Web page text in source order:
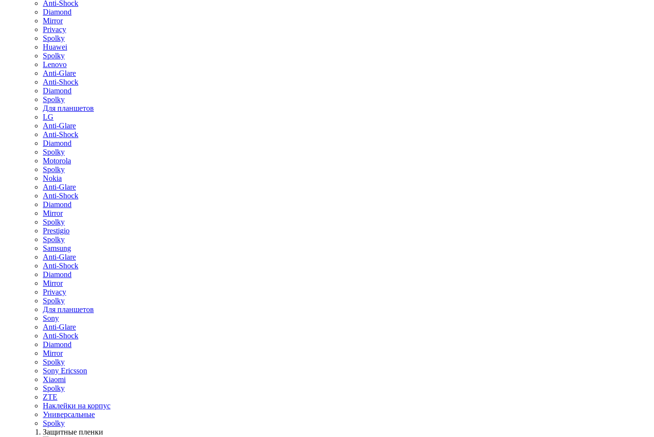
Anti-Shock
Diamond
Mirror
Privacy
Spolky
Huawei
Spolky
Lenovo
Anti-Glare
Anti-Shock
Diamond
Spolky
Для планшетов
LG
Anti-Glare
Anti-Shock
Diamond
Spolky
Motorola
Spolky
Nokia
Anti-Glare
Anti-Shock
Diamond
Mirror
Spolky
Prestigio
Spolky
Samsung
Anti-Glare
Anti-Shock
Diamond
Mirror
Privacy
Spolky
Для планшетов
Sony
Anti-Glare
Anti-Shock
Diamond
Mirror
Spolky
Sony Ericsson
Xiaomi
Spolky
ZTE
Наклейки на корпус
Универсальные
Spolky
Защитные пленки